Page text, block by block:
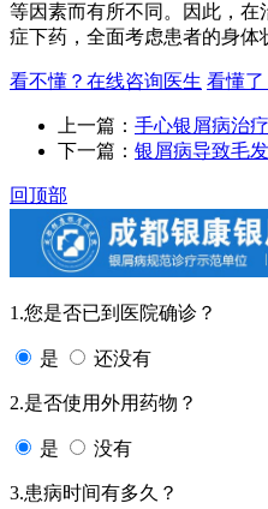
等因素而有所不同。因此，
症下药，全面考虑患者的身体
看不懂？在线咨询医生 看懂
上一篇： 手心银屑病治
下一篇： 银屑病导致毛
回顶部
1.您是否已到医院确诊？
是 还没有
2.是否使用外用药物？
是 没有
3.患病时间有多久？